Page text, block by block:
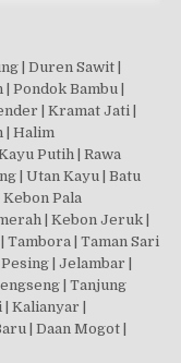
| Duren Sawit |
Pondok Bambu |
| Kramat Jati |
| Halim
Putih | Rawa
| Utan Kayu | Batu
Pala
| Kebon Jeruk |
Tambora | Taman Sari
| Jelambar |
| Tanjung
Kalianyar |
| Daan Mogot |